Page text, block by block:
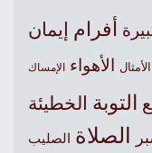
أفرام إيمان
الأهواء الإمساك
التوبة الخطيئة
الصلاة الصليب